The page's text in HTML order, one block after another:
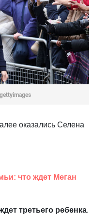
gettyimages
оказались Селена
что ждет Меган
третьего ребенка.